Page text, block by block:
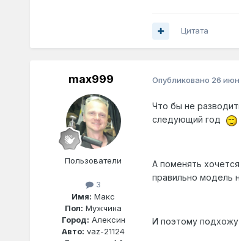
Цитата
max999
Пользователи
3
Имя: Макс
Пол: Мужчина
Город: Алексин
Авто: vaz-21124
Опубликовано 26
Что бы не
следующий год
А поменять
правильно модель
И поэтому подхожу